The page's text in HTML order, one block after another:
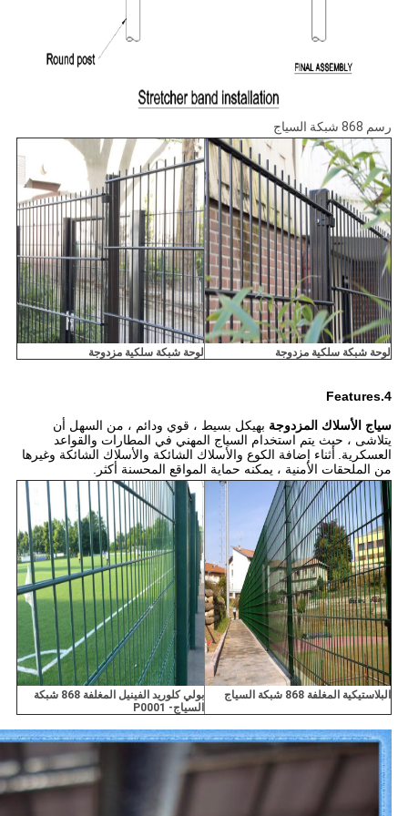
رسم 868 شبكة السياج
لوحة شبكة سلكية مزدوجة لوحة شبكة سلكية مزدوجة
4.Features
سياج الأسلاك المزدوجة بهيكل بسيط ، قوي ودائم ، من السهل أن
يتلاشى ، حيث يتم استخدام السياج المهني في المطارات والقواعد
العسكرية. أثناء إضافة الكوع والأسلاك الشائكة والأسلاك الشائكة وغيرها
من الملحقات الأمنية ، يمكنه حماية المواقع المحسنة أكثر.
البلاستيكية المغلفة 868 شبكة السياج
بولي كلوريد الفينيل المغلفة 868 شبكة
السياج- P0001